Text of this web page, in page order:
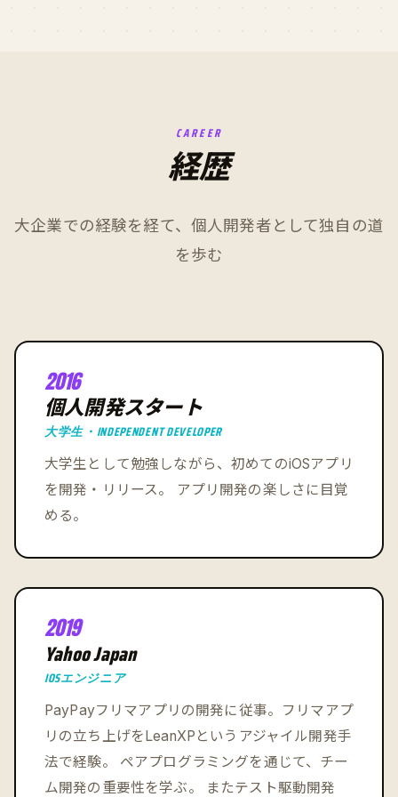
CAREER
経歴
大企業での経験を経て、個人開発者として独自の道
を歩む
2016
個人開発スタート
大学生・INDEPENDENT DEVELOPER
大学生として勉強しながら、初めてのiOSアプリ
を開発・リリース。 アプリ開発の楽しさに目覚
める。
2019
Yahoo Japan
IOSエンジニア
PayPayフリマアプリの開発に従事。フリマアプ
リの立ち上げをLeanXPというアジャイル開発手
法で経験。 ペアプログラミングを通じて、チー
ム開発の重要性を学ぶ。 またテスト駆動開発